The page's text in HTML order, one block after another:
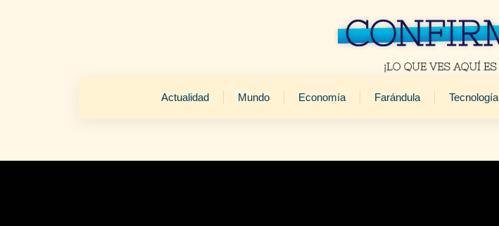
Actualidad Mundo Economía Farándula Tecnología